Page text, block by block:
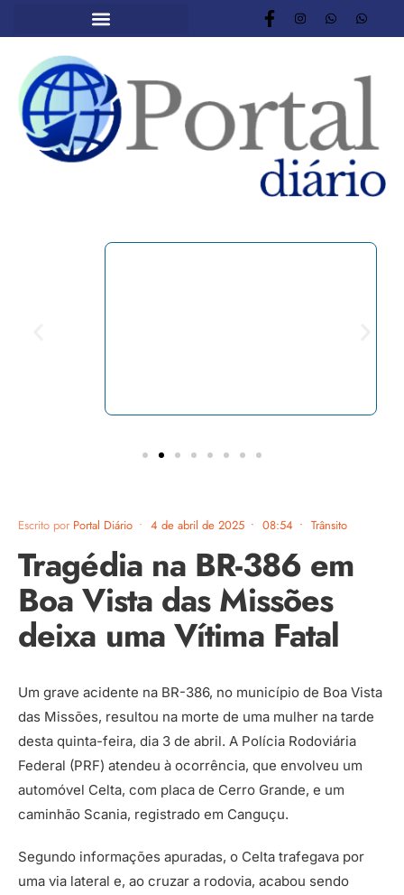
Escrito por Portal Diário • 4 de abril de 2025 • 08:54 • Trânsito
Tragédia na BR-386 em
Boa Vista das Missões
deixa uma Vítima Fatal
Um grave acidente na BR-386, no município de Boa Vista
das Missões, resultou na morte de uma mulher na tarde
desta quinta-feira, dia 3 de abril. A Polícia Rodoviária
Federal (PRF) atendeu à ocorrência, que envolveu um
automóvel Celta, com placa de Cerro Grande, e um
caminhão Scania, registrado em Canguçu.
Segundo informações apuradas, o Celta trafegava por
uma via lateral e, ao cruzar a rodovia, acabou sendo